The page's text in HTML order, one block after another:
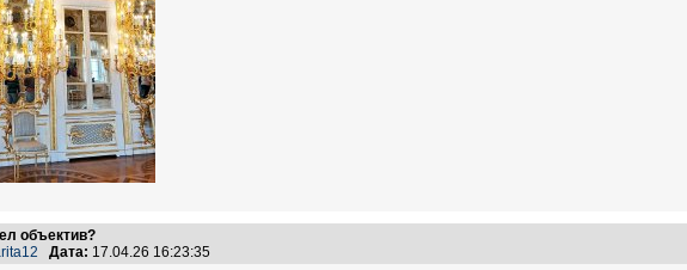
объектив?
Дата: 17.04.26 16:23:35